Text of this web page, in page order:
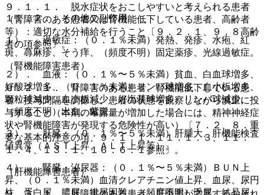
９．１．１． 脱水症状をおこしやすいと考えられる患者
（腎障害のある患者又は腎機能低下している患者、高齢者
等）：適切な水分補給を行うこと〔９．２．１、９．８高齢
者の項参照〕。
（腎機能障害患者）
９．２．１． 腎障害のある患者、腎機能低下している患
者：投与間隔を調節し、患者の状態を観察しながら慎重に投
与すること（本剤の曝露量が増加した場合には、精神神経症
状や腎機能障害が発現する危険性が高い）〔７．２、８．重
要な基本的注意の項、９．１．１、１１．１．３、１１．
１．４、１３．１、１６．６．１参照〕。
（肝機能障害患者）
１１．２． その他の副作用
１）． 過敏症：（０．１％未満）発熱、発疹、水疱、紅
斑、蕁麻疹、そう痒、（頻度不明）固定薬疹、光線過敏症。
２）． 血液：（０．１％〜５％未満）貧血、白血球増多、
好酸球増多、（０．１％未満）リンパ球増多、血小板増多、
顆粒球減少、血小板減少、好塩基球増多、リンパ球減少、
（頻度不明）出血、紫斑。
３）． 肝臓：（０．１％〜５％未満）肝腫大、肝機能検査
値異常（ＡＳＴ上昇、ＡＬＴ上昇等）。
４）． 腎臓・泌尿器：（０．１％〜５％未満）ＢＵＮ上
昇、（０．１％未満）血清クレアチニン値上昇、血尿、尿円
柱、蛋白尿、膿尿、排尿困難、（頻度不明）乏尿、結晶尿、